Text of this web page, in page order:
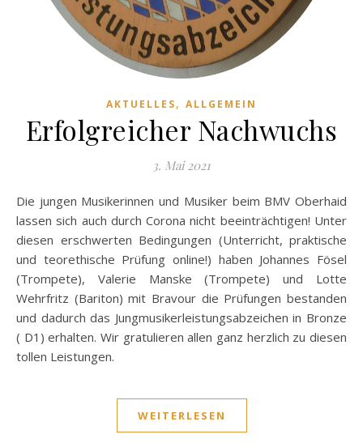
AKTUELLES, ALLGEMEIN
Erfolgreicher Nachwuchs
3. Mai 2021
Die jungen Musikerinnen und Musiker beim BMV Oberhaid
lassen sich auch durch Corona nicht beeinträchtigen! Unter
diesen erschwerten Bedingungen (Unterricht, praktische
und teorethische Prüfung online!) haben Johannes Fösel
(Trompete), Valerie Manske (Trompete) und Lotte
Wehrfritz (Bariton) mit Bravour die Prüfungen bestanden
und dadurch das Jungmusikerleistungsabzeichen in Bronze
( D1) erhalten. Wir gratulieren allen ganz herzlich zu diesen
tollen Leistungen.
WEITERLESEN